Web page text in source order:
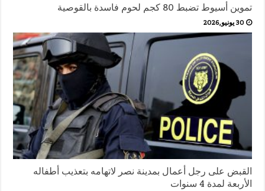
تموين أسيوط تضبط 80 كجم لحوم فاسدة بالقوصية
30 يونيو,2026
القبض على رجل أعمال بمدينة نصر لاتهامه بتعذيب أطفاله
الأربعة لمدة 4 سنوات